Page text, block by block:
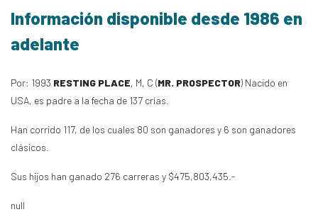
Información disponible desde 1986 en
adelante
Por: 1993 RESTING PLACE, M, C (MR. PROSPECTOR) Nacido en
USA, es padre a la fecha de 137 crías.
Han corrido 117, de los cuales 80 son ganadores y 6 son ganadores
clásicos.
Sus hijos han ganado 276 carreras y $475,803,435.-
null